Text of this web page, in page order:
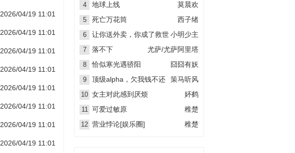
2026/04/19 11:01
2026/04/19 11:01
2026/04/19 11:01
2026/04/19 11:01
2026/04/19 11:01
2026/04/19 11:01
2026/04/19 11:01
2026/04/19 11:01
4 莫晨欢
地球上线
5 西子绪
死亡万花筒
6 小明少主
让你送外卖，你成了救世
主？
7 尤萨/尤萨阿里塔
落不下
8 囧囧有妖
恰似寒光遇骄阳
9 策马听风
顶级alpha，欠我钱不还
10 妚鹤
女主对此感到厌烦
11 稚楚
可爱过敏原
12 稚楚
营业悖论[娱乐圈]